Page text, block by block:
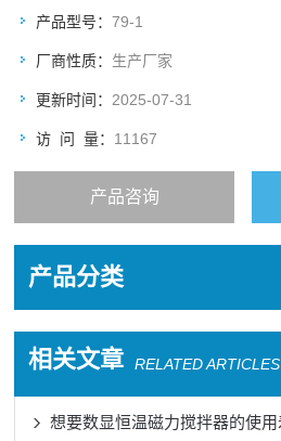
产品型号：79-1
厂商性质： 生产厂家
更新时间： 2025-07-31
访 问 量： 11167
产品咨询
产品分类
相关文章 RELATED ARTICLES